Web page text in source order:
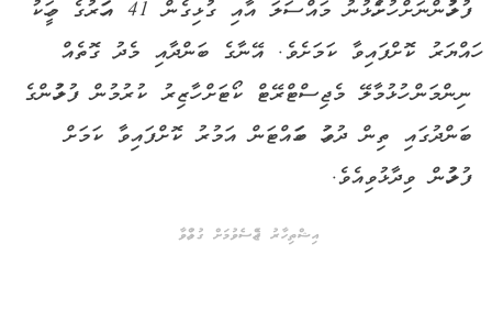
ފުލުހުންނަށް ހުށަހެޅުނު މައްސަލަ އާއި ގުޅިގެން 41 އަހަރުގެ މީހަކު
ހައްޔަރު ކޮށްފައިވާ ކަމަށެވެ. އޭނާގެ ބަންދާއި މެދު ގޮތެއް
ނިންމަން ހުޅުމާލޭ މެޖިސްޓްރޭޓް ކޯޓަށް ހާޒިރު ކުރުމުން ފުލުހުންގެ
ބަންދުގައި ތިން ދުވަހު ބަހައްޓަން އަމުރު ކޮށްފައިވާ ކަމަށް
ފުލުހުން ވިދާޅުވިއެވެ.
އިޝްތިހާރު ޖެއްސެވުމަށް ގުޅުއްވާ